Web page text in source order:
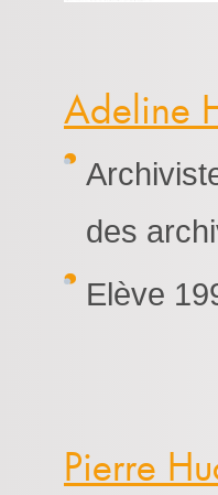
Adeline
des
Elève
Pierre